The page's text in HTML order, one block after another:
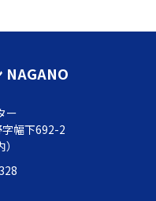
NAGANO
ー
幅下692-2